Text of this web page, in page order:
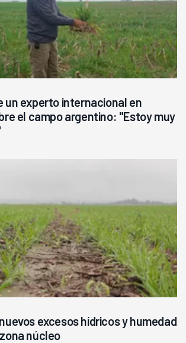
un experto internacional en
el campo argentino: "Estoy muy
excesos hídricos y humedad
núcleo